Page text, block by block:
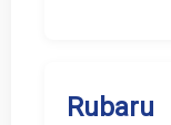
Rubaru